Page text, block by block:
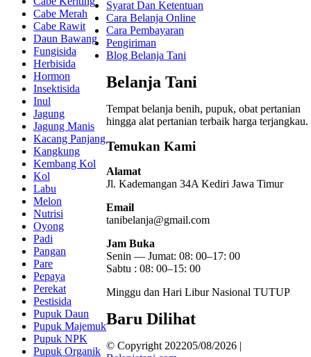
Cabe Merah
Cabe Rawit
Daun Bawang
Fungisida
Herbisida
Hormon
Insektisida
Inul
Jagung
Jagung Manis
Kacang Panjang
Kangkung
Kembang Kol
Kol
Labu
Melon
Nutrisi
Oyong
Padi
Pangan
Pare
Pepaya
Perekat
Pestisida
Pupuk Daun
Pupuk Majemuk
Pupuk NPK
Pupuk Organik
Syarat Dan Ketentuan
Cara Belanja Online
Cara Pembayaran
Pengiriman
Blog Belanja Tani
Belanja Tani
Tempat belanja benih, pupuk, obat pertanian
hingga alat pertanian terbaik harga terjangkau.
Temukan Kami
Alamat
Jl. Kademangan 34A Kediri Jawa Timur
Email
tanibelanja@gmail.com
Jam Buka
Senin — Jumat: 08: 00–17: 00
Sabtu : 08: 00–15: 00
Minggu dan Hari Libur Nasional TUTUP
Baru Dilihat
© Copyright 202205/08/2026 |